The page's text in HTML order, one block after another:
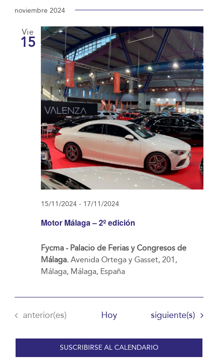
noviembre 2024
Vie
15
Motor Málaga – 2º edición
15/11/2024 - 17/11/2024
Fycma - Palacio de Ferias y Congresos de
Málaga. Avenida Ortega y Gasset, 201,
Málaga, Málaga, España
Eventos
anterior(es) Hoy Eventos
siguiente(s)
SUSCRIBIRSE AL CALENDARIO